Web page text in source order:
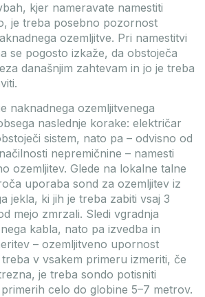
kjer nameravate namestiti
je treba posebno pozornost
ozemljitve. Pri namestitvi
se pogosto izkaže, da obstoječa
današnjim zahtevam in jo je treba
naknadnega ozemljitvenega
naslednje korake: električar
sistem, nato pa – odvisno od
nepremičnine – namesti
ozemljitev. Glede na lokalne talne
uporaba sond za ozemljitev iz
jekla, ki jih je treba zabiti vsaj 3
mejo zmrzali. Sledi vgradnja
kabla, nato pa izvedba in
– ozemljitveno upornost
v vsakem primeru izmeriti, če
je treba sondo potisniti
celo do globine 5–7 metrov.